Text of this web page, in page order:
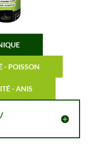
- POISSON
- ANIS